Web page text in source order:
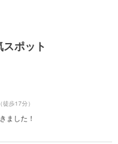
ポット
（徒歩17分）
ました！